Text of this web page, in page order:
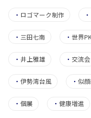
・ ロゴマーク制作 ・
・ 三田七南 ・世界
・ 井上雅雄 ・ 交流会
・ 伊勢湾台風 ・似
・ 個展 ・健康増進